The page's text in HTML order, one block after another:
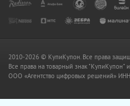
2010-2026 © КупиКупон. Все права
Все права на товарный знак "КупиКупон"
OOO «Агентство цифровых решений»